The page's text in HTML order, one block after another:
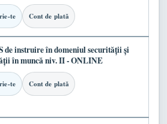
te Cont de plată
de instruire în domeniul securității și
în muncă niv. II - ONLINE
te Cont de plată